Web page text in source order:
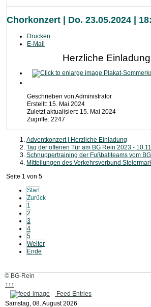
Chorkonzert | Do. 23.05.2024 |
Drucken
E-Mail
Herzliche
Geschrieben von Administrator
Erstellt: 15. Mai 2024
Zuletzt aktualisiert: 15. Mai 2024
Zugriffe: 2247
Adventkonzert | Herzliche Einladung
Tag der offenen Tür am BG Rein 2023 -
Schnuppertraining der Fußballteams vom
Mitteilungen des Verkehrsverbund
Seite 1 von 5
Start
Zurück
1
2
3
4
5
Weiter
Ende
© BG-Rein
↑↑↑
Feed Entries
Samstag, 08. August 2026